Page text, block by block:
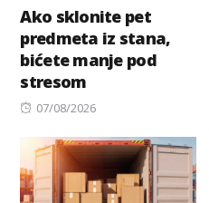
Ako sklonite pet
predmeta iz stana,
bićete manje pod
stresom
Posted
07/08/2026